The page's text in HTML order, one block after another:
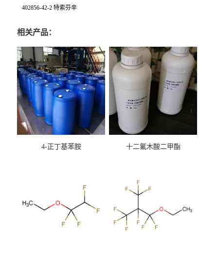
402856-42-2 特索芬辛
相关产品：
4-正丁基苯胺 十二氟木酸二甲酯